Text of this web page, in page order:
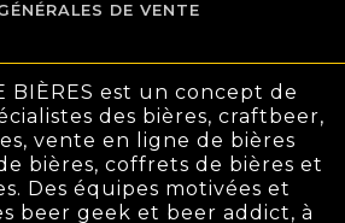
DE VENTE
BIÈRES est un concept de
des bières, craftbeer,
vente en ligne de bières
bières, coffrets de bières et
Des équipes motivées et
beer geek et beer addict, à